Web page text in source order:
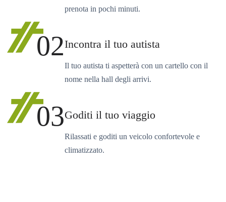
prenota in pochi minuti.
02Incontra il tuo autista
Il tuo autista ti aspetterà con un cartello con il
nome nella hall degli arrivi.
03Goditi il tuo viaggio
Rilassati e goditi un veicolo confortevole e
climatizzato.